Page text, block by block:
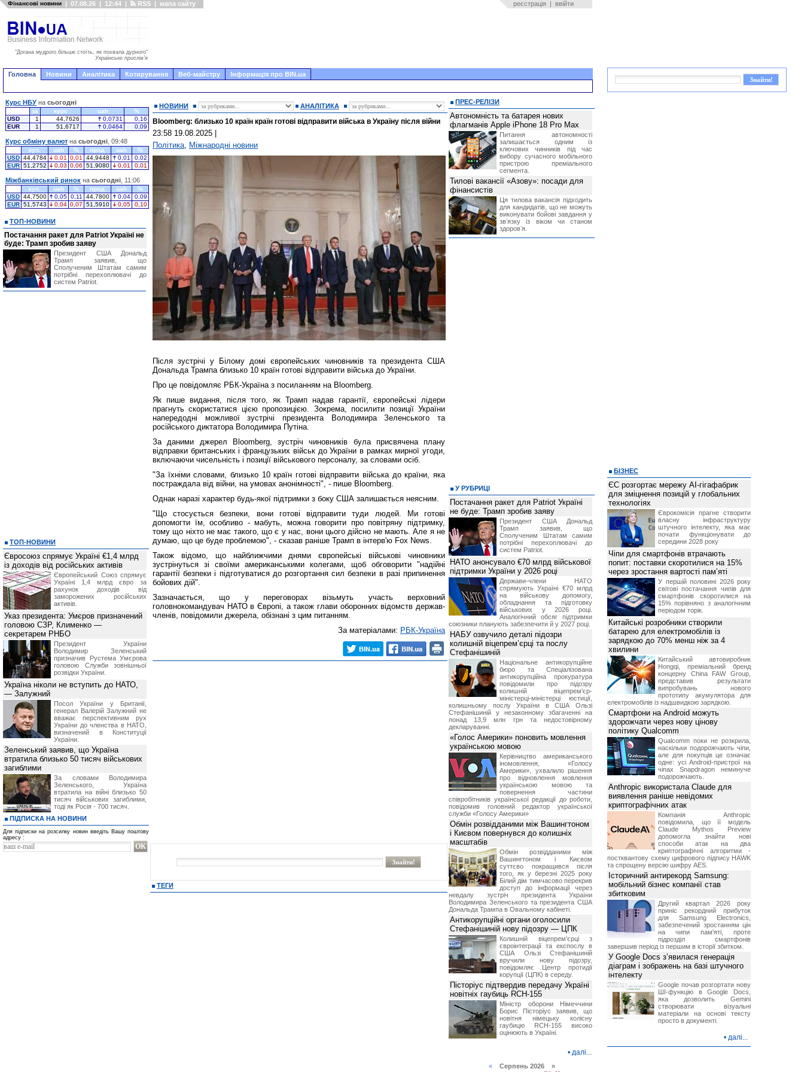
Фінансові новини | 07.08.26 | 12:44 | RSS | мапа сайту реєстрація | ввійти
"Догана мудрого більше стоїть, як похвала дурного"
Українське прислів'я
Головна Новини Аналітика Котирування Веб-майстру Інформація про BIN.ua
НОВИНИ АНАЛІТИКА
Bloomberg: близько 10 країн країн готові відправити війська в Україну після війни
23:58 19.08.2025
Політика, Міжнародні новини
Після зустрічі у Білому домі європейських чиновників та президента США
Дональда Трампа близько 10 країн готові відправити війська до України.
Про це повідомляє РБК-Україна з посиланням на Bloomberg.
Як пише видання, після того, як Трамп надав гарантії, європейські лідери
прагнуть скористатися цією пропозицією. Зокрема, посилити позиції України
напередодні можливої зустрічі президента Володимира Зеленського та
російського диктатора Володимира Путіна.
За даними джерел Bloomberg, зустріч чиновників була присвячена плану
відправки британських і французьких військ до України в рамках мирної угоди,
включаючи чисельність і позиції військового персоналу, за словами осіб.
"За їхніми словами, близько 10 країн готові відправити війська до країни, яка
постраждала від війни, на умовах анонімності", - пише Bloomberg.
Однак наразі характер будь-якої підтримки з боку США залишається неясним.
"Що стосується безпеки, вони готові відправити туди людей. Ми готові
допомогти їм, особливо - мабуть, можна говорити про повітряну підтримку,
тому що ніхто не має такого, що є у нас, вони цього дійсно не мають. Але я не
думаю, що це буде проблемою", - сказав раніше Трамп в інтерв'ю Fox News.
Також відомо, що найближчими днями європейські військові чиновники
зустрінуться зі своїми американськими колегами, щоб обговорити "надійні
гарантії безпеки і підготуватися до розгортання сил безпеки в разі припинення
бойових дій".
Зазначається, що у переговорах візьмуть участь верховний
головнокомандувач НАТО в Європі, а також глави оборонних відомств держав-
членів, повідомили джерела, обізнані з цим питанням.
За матеріалами: РБК-Україна
ТЕГИ
Курс НБУ на сьогодні
за курс uah
%
USD
1 44,7626 0,0731
0,16
EUR
1 51,6717 0,0464 0,09
Курс обміну валют на сьогодні , 09:48
куп. uah % прод. uah
%
USD 44,4784 0,01 0,01 44,9448 0,01
0,02
EUR 51,2752 0,03 0,06 51,9080 0,01 0,01
Міжбанківський ринок на сьогодні , 11:06
куп. uah % прод. uah
%
USD 44,7500 0,05 0,11 44,7800 0,04
0,09
EUR 51,5743 0,04 0,07 51,5910 0,05 0,10
ТОП-НОВИНИ
Постачання ракет для Patriot Україні не
буде: Трамп зробив заяву
Президент США Дональд
Трамп заявив, що
Сполученим Штатам самим
потрібні перехоплювачі до
систем Patriot.
ТОП-НОВИНИ
Євросоюз спрямує Україні €1,4 млрд
із доходів від російських активів
Європейський Союз спрямує
Україні 1,4 млрд євро за
рахунок доходів від
заморожених російських
активів.
Указ президента: Умєров призначений
головою СЗР, Клименко —
секретарем РНБО
Президент України
Володимир Зеленський
призначив Pустема Умєрова
головою Служби зовнішньої
розвідки України.
Україна ніколи не вступить до НАТО,
— Залужний
Посол України у Британії,
генерал Валерій Залужний не
вважає перспективним рух
України до членства в НАТО,
визначений в Конституції
України.
Зеленський заявив, що Україна
втратила близько 50 тисяч військових
загиблими
За словами Володимира
Зеленського, Україна
втратила на війні близько 50
тисяч військових загиблими,
тоді як Росія - 700 тисяч.
ПІДПИСКА НА НОВИНИ
Для підписки на розсилку новин введіть Вашу поштову
адресу :
ПРЕС-РЕЛІЗИ
Автономність та батарея нових
флагманів Apple iPhone 18 Pro Max
Питання автономності
залишається одним із
ключових чинників під час
вибору сучасного мобільного
пристрою преміального
сегмента.
Тилові вакансії «Азову»: посади для
фінансистів
Ця тилова вакансія підходить
для кандидатів, що не можуть
виконувати бойові завдання у
звʼязку із віком чи станом
здоровʼя.
У РУБРИЦІ
Постачання ракет для Patriot Україні
не буде: Трамп зробив заяву
Президент США Дональд
Трамп заявив, що
Сполученим Штатам самим
потрібні перехоплювачі до
систем Patriot.
НАТО анонсувало €70 млрд військової
підтримки України у 2026 році
Держави-члени НАТО
спрямують Україні €70 млрд
на військову допомогу,
обладнання та підготовку
військових у 2026 році.
Аналогічний обсяг підтримки
союзники планують забезпечити й у 2027 році.
НАБУ озвучило деталі підозри
колишній віцепрем’єрці та послу
Стефанішиній
Національне антикорупційне
бюро та Спеціалізована
антикорупційна прокуратура
повідомили про підозру
колишній віцепрем'єр-
міністерці-міністерці юстиції,
колишньому послу України в США Ользі
Стефанішиній у незаконному збагаченні на
понад 13,9 млн грн та недостовірному
декларуванні.
«Голос Америки» поновить мовлення
українською мовою
Керівництво американського
іномовлення, «Голосу
Америки», ухвалило рішення
про відновлення мовлення
українською мовою та
повернення частини
співробітників української редакції до роботи,
повідомив головний редактор української
служби «Голосу Америки»
Обмін розвідданими між Вашингтоном
і Києвом повернувся до колишніх
масштабів
Обмін розвідданими між
Вашингтоном і Києвом
суттєво покращився після
того, як у березні 2025 року
Білий дім тимчасово перекрив
доступ до інформації через
невдалу зустріч президента України
Володимира Зеленського та президента США
Дональда Трампа в Овальному кабінеті.
Антикорупційні органи оголосили
Стефанішиній нову підозру — ЦПК
Колишній віцепрем'єрці з
євроінтеграції та експослу в
США Ользі Стефанішиній
вручили нову підозру,
повідомляє Центр протидії
корупції (ЦПК) в середу.
Пісторіус підтвердив передачу Україні
новітніх гаубиць RCH-155
Міністр оборони Німеччини
Борис Пісторіус заявив, що
новітня німецьку колісну
гаубицю RCH-155 високо
оцінюють в Україні.
• далі...
«Серпень 2026 »
БІЗНЕС
ЄС розгортає мережу AI-гігафабрик
для зміцнення позицій у глобальних
технологіях
Єврокомісія прагне створити
власну інфраструктуру
штучного інтелекту, яка має
почати функціонувати до
середини 2028 року
Чіпи для смартфонів втрачають
попит: поставки скоротилися на 15%
через зростання вартості пам’яті
У першій половині 2026 року
світові постачання чипів для
смартфонів скоротилися на
15% порівняно з аналогічним
періодом торік.
Китайські розробники створили
батарею для електромобілів із
зарядкою до 70% менш ніж за 4
хвилини
Китайський автовиробник
Hongqi, преміальний бренд
концерну China FAW Group,
представив результати
випробувань нового
прототипу акумулятора для
електромобілів із надшвидкою зарядкою.
Смартфони на Android можуть
здорожчати через нову цінову
політику Qualcomm
Qualcomm поки не розкрила,
наскільки подорожчають чіпи,
але для покупців це означає
одне: усі Android-пристрої на
чіпах Snapdragon неминуче
подорожчають.
Anthropic використала Claude для
виявлення раніше невідомих
криптографічних атак
Компанія Anthropic
повідомила, що її модель
Claude Mythos Preview
допомогла знайти нові
способи атак на два
криптографічні алгоритми -
постквантову схему цифрового підпису HAWK
та спрощену версію шифру AES.
Історичний антирекорд Samsung:
мобільний бізнес компанії став
збитковим
Другий квартал 2026 року
приніс рекордний прибуток
для Samsung Electronics,
забезпечений зростанням цін
на чипи пам'яті, проте
підрозділ смартфонів
завершив період із першим в історії збитком.
У Google Docs з’явилася генерація
діаграм і зображень на базі штучного
інтелекту
Google почав розгортати нову
ШІ-функцію в Google Docs,
яка дозволить Gemini
створювати візуальні
матеріали на основі тексту
просто в документі.
• далі...